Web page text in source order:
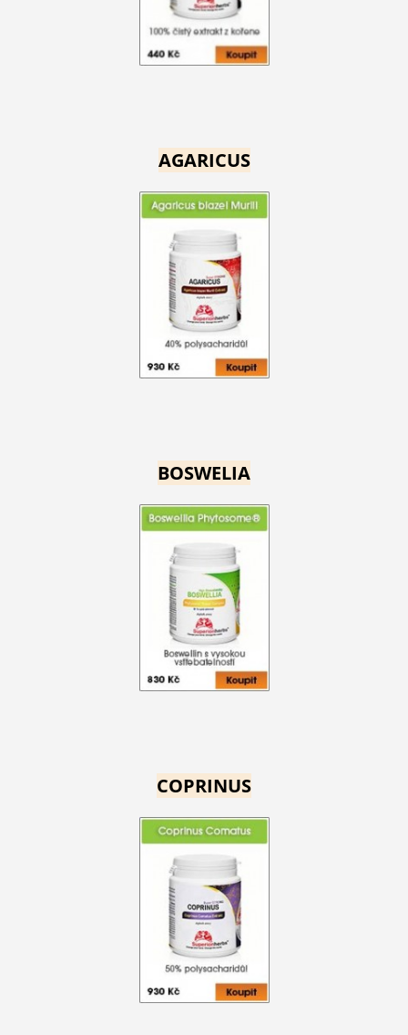
AGARICUS
BOSWELIA
COPRINUS